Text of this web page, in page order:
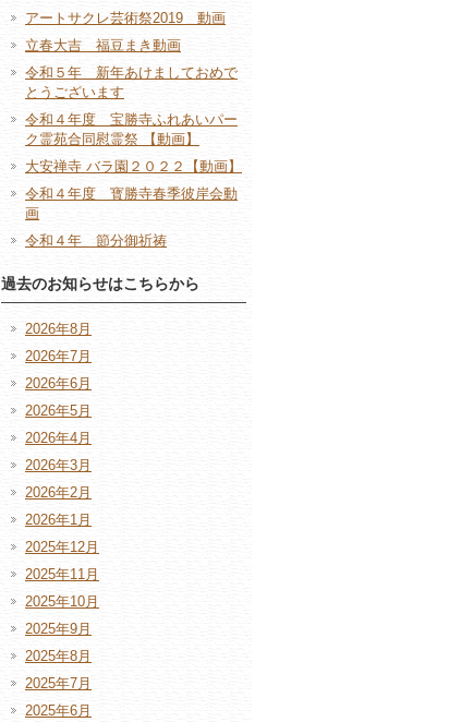
アートサクレ芸術祭2019 動画
立春大吉 福豆まき動画
令和５年 新年あけましておめで
とうございます
令和４年度 宝勝寺ふれあいパー
ク霊苑合同慰霊祭 【動画】
大安禅寺 バラ園２０２２【動画】
令和４年度 寳勝寺春季彼岸会動
画
令和４年 節分御祈祷
過去のお知らせはこちらから
2026年8月
2026年7月
2026年6月
2026年5月
2026年4月
2026年3月
2026年2月
2026年1月
2025年12月
2025年11月
2025年10月
2025年9月
2025年8月
2025年7月
2025年6月